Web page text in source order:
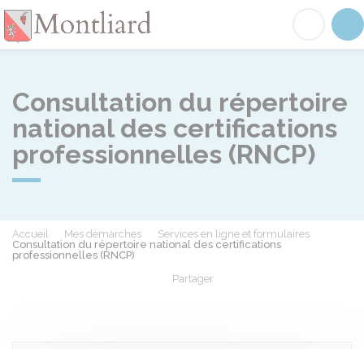
Consultation du répertoire
national des certifications
professionnelles (RNCP)
Accueil Mes démarches
Services en ligne et formulaires
Consultation du répertoire national des certifications
professionnelles (RNCP)
Partager